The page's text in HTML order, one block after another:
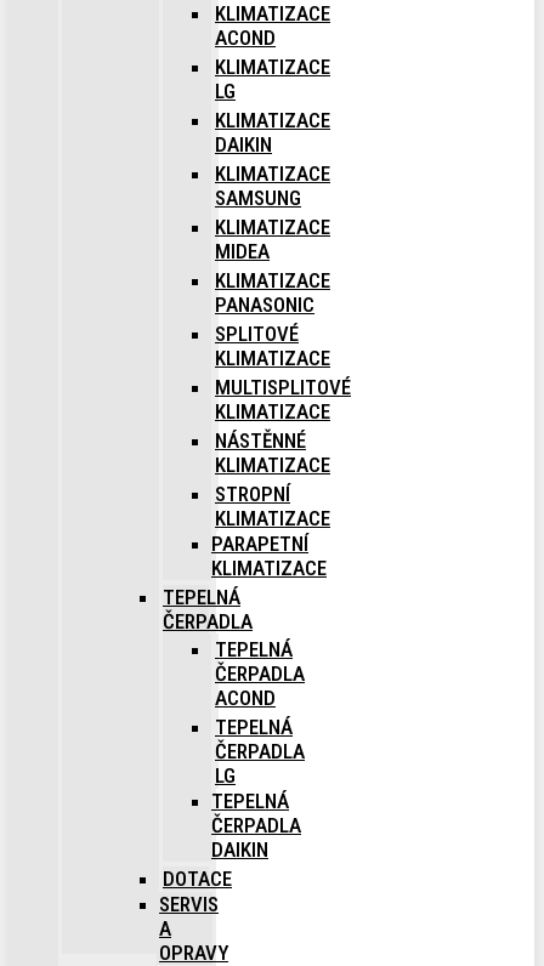
KLIMATIZACE
ACOND
KLIMATIZACE
LG
KLIMATIZACE
DAIKIN
KLIMATIZACE
SAMSUNG
KLIMATIZACE
MIDEA
KLIMATIZACE
PANASONIC
SPLITOVÉ
KLIMATIZACE
MULTISPLITOVÉ
KLIMATIZACE
NÁSTĚNNÉ
KLIMATIZACE
STROPNÍ
KLIMATIZACE
PARAPETNÍ
KLIMATIZACE
TEPELNÁ
ČERPADLA
TEPELNÁ
ČERPADLA
ACOND
TEPELNÁ
ČERPADLA
LG
TEPELNÁ
ČERPADLA
DAIKIN
DOTACE
SERVIS
A
OPRAVY